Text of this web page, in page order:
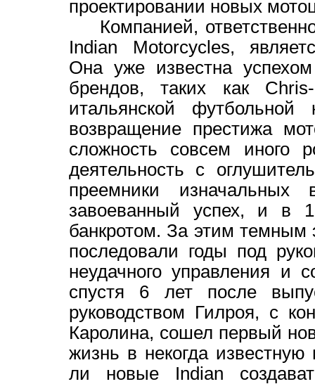
проектировании новых
Компанией,
Indian Motorcycles,
Она уже известна
брендов, таких как
итальянской
возвращение престижа
сложность совсем иного
деятельность с
преемники изначальных
завоеванный успех, и в
банкротом. За этим темным
последовали годы под
неудачного управления и
спустя 6 лет после
руководством Гилроя, с
Каролина, сошел первый
жизнь в некогда
ли новые Indian